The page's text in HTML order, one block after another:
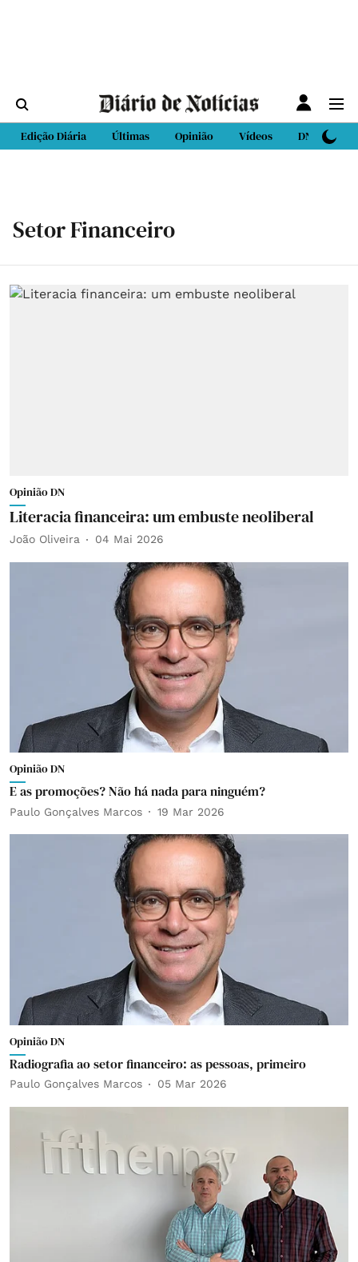
Edição Diária Últimas Opinião Vídeos DN Sport
Setor Financeiro
Opinião DN
Literacia financeira: um embuste neoliberal
João Oliveira 04 Mai 2026
Opinião DN
E as promoções? Não há nada para ninguém?
Paulo Gonçalves Marcos 19 Mar 2026
Opinião DN
Radiografia ao setor financeiro: as pessoas, primeiro
Paulo Gonçalves Marcos 05 Mar 2026